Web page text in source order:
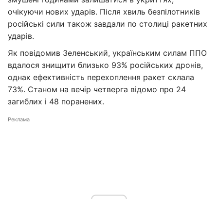
очікуючи нових ударів. Після хвиль безпілотників
російські сили також завдали по столиці ракетних
ударів.
Як повідомив Зеленський, українським силам ППО
вдалося знищити близько 93% російських дронів,
однак ефективність перехоплення ракет склала
73%. Станом на вечір четверга відомо про 24
загиблих і 48 поранених.
Реклама